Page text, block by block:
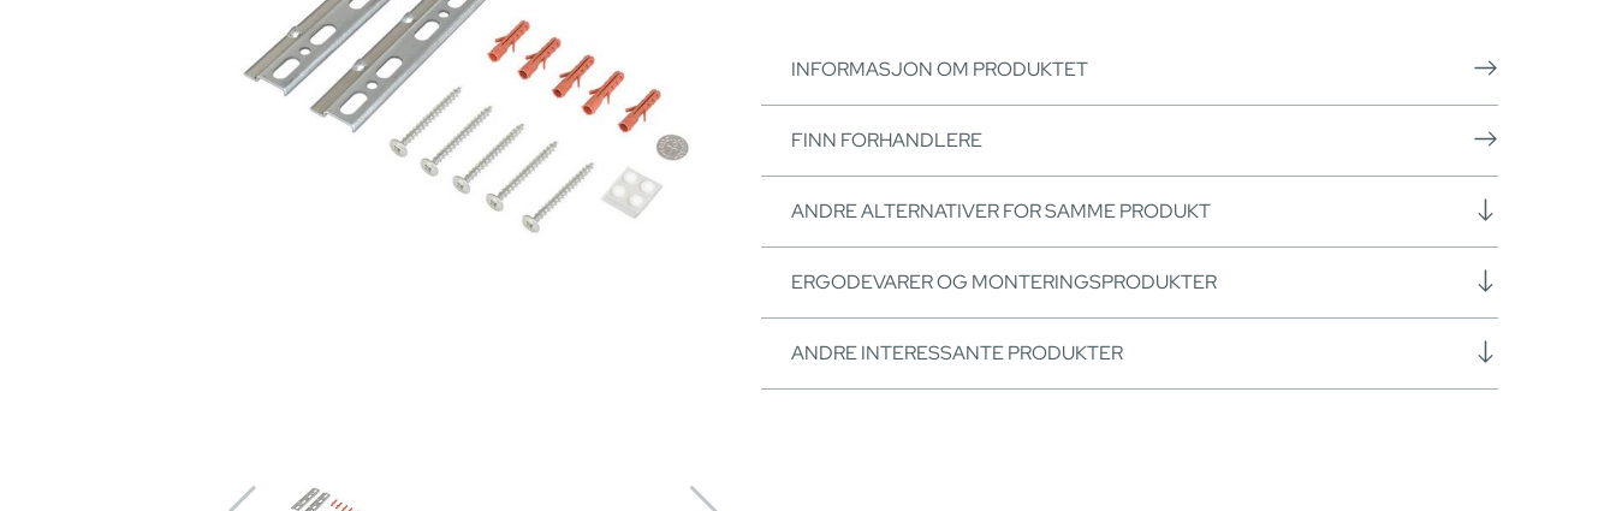
INFORMASJON OM PRODUKTET
FINN FORHANDLERE
ANDRE ALTERNATIVER FOR SAMME PRODUKT
ERGODEVARER OG MONTERINGSPRODUKTER
ANDRE INTERESSANTE PRODUKTER